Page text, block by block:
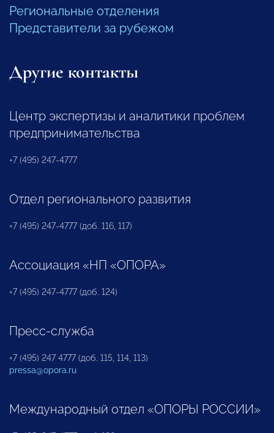
Региональные отделения
Представители за рубежом
Другие контакты
Центр экспертизы и аналитики проблем
предпринимательства
+7 (495) 247-4777
Отдел регионального развития
+7 (495) 247-4777 (доб. 116, 117)
Ассоциация «НП «ОПОРА»
+7 (495) 247-4777 (доб. 124)
Пресс-служба
+7 (495) 247 4777 (доб. 115, 114, 113)
pressa@opora.ru
Международный отдел «ОПОРЫ РОССИИ»